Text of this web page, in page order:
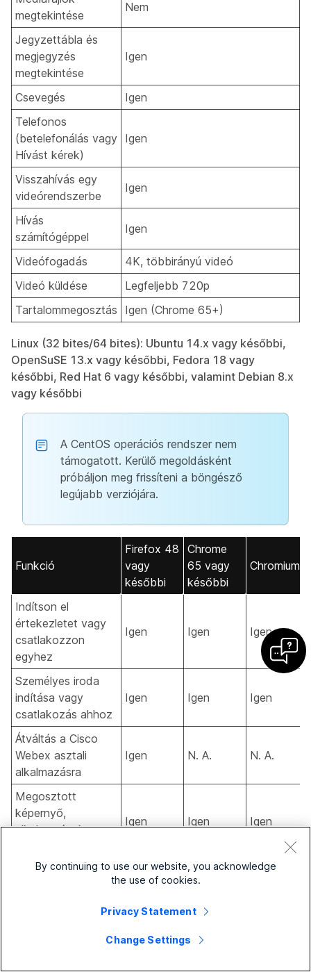
megtekintése
Nem
Jegyzettábla és
megjegyzés
megtekintése
Igen
Csevegés
Igen
Telefonos
(betelefonálás vagy
Hívást kérek)
Igen
Visszahívás egy
videórendszerbe
Igen
Hívás
számítógéppel
Igen
Videófogadás
4K, többirányú videó
Videó küldése
Legfeljebb 720p
Tartalommegosztás
Igen (Chrome 65+)
Linux (32 bites/64 bites): Ubuntu 14.x vagy későbbi,
OpenSuSE 13.x vagy későbbi, Fedora 18 vagy
későbbi, Red Hat 6 vagy későbbi, valamint Debian 8.x
vagy későbbi
A CentOS operációs rendszer nem
támogatott. Kerülő megoldásként
próbáljon meg frissíteni a böngésző
legújabb verziójára.
Funkció
Firefox 48
vagy
későbbi
Chrome
65 vagy
későbbi
Chromium
Indítson el
értekezletet vagy
csatlakozzon
egyhez
Igen Igen Igen
Személyes iroda
indítása vagy
csatlakozás ahhoz
Igen Igen Igen
Átváltás a Cisco
Webex asztali
alkalmazásra
Igen N. A. N. A.
Megosztott
képernyő,
alkalmazások vagy
Igen Igen Igen
Médiafájlok
Nem Nem
Csevegés Igen Igen Igen
By continuing to use our website, you acknowledge
the use of cookies.
Privacy Statement
Change Settings